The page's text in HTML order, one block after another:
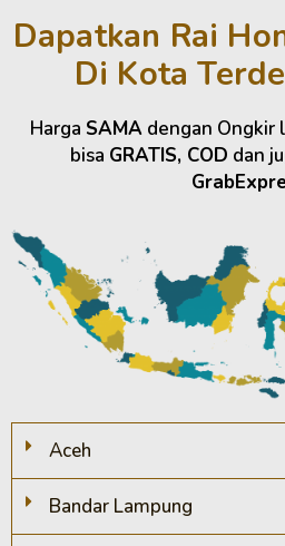
Dapatkan Rai
Di Kota
Harga SAMA dengan Ongkir
bisa GRATIS, COD dan
Aceh
Bandar Lampung